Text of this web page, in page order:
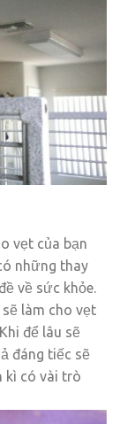
vẹt của bạn
những thay
về sức khỏe.
làm cho vẹt
để lâu sẽ
đáng tiếc sẽ
kì có vài trò